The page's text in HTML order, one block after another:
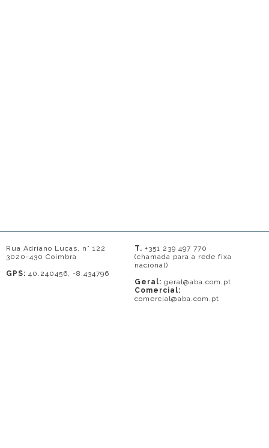
Rua Adriano Lucas, n° 122
3020-430 Coimbra
GPS: 40.240456, -8.434796
T. +351 239 497 770
(chamada para a rede fixa
nacional)
Geral: geral@aba.com.pt
Comercial:
comercial@aba.com.pt